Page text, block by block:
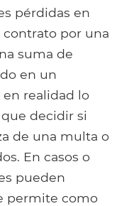
pérdidas en
por una
suma de
en un
realidad lo
decidir si
de una multa o
En casos o
pueden
permite como